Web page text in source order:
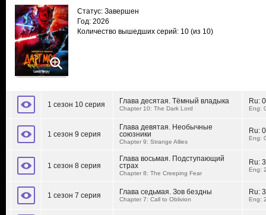
Статус: Завершен
Год: 2026
Количество вышедших серий: 10 (из 10)
1 сезон 10 серия Глава десятая. Тёмный владыка
Chapter 10: The Dark Lord
Ru:
Eng:
1 сезон 9 серия
Глава девятая. Необычные
союзники
Chapter 9: Strange Allies
Ru:
Eng:
1 сезон 8 серия
Глава восьмая. Подступающий
страх
Chapter 8: The Creeping Fear
Ru:
Eng:
1 сезон 7 серия Глава седьмая. Зов бездны
Chapter 7: Call to Oblivion
Ru:
Eng: